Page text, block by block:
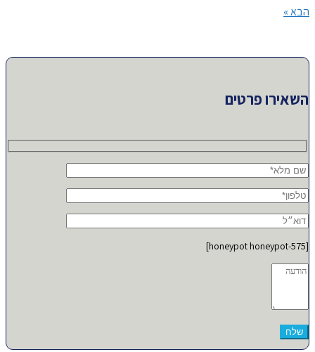
הבא »
השאירו פרטים
[honeypot honeypot-575]